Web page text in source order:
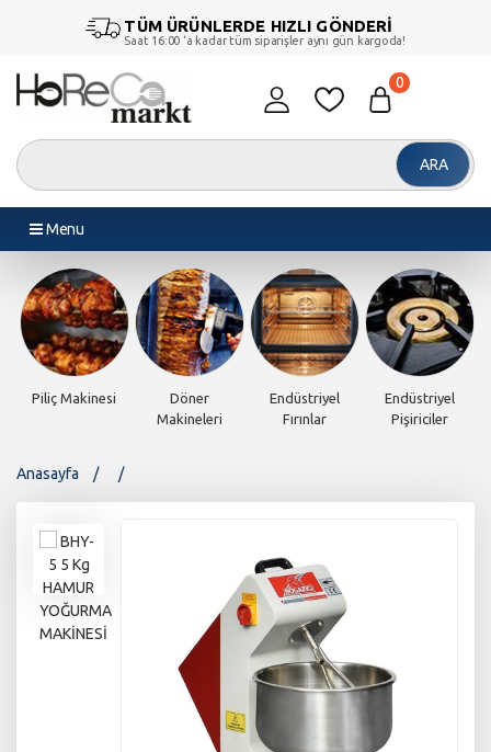
TÜM ÜRÜNLERDE HIZLI GÖNDERİ
Saat 16:00 ‘a kadar tüm siparişler aynı gün kargoda!
ARA
0
Menu
Piliç Makinesi
Döner
Makineleri
Endüstriyel
Fırınlar
Endüstriyel
Pişiriciler
Anasayfa